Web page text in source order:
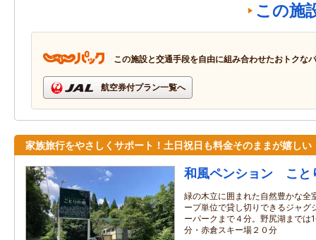
この施
この施設と交通手段を自由に組み合わせたおトクな
航空券付プラン一覧へ
家族旅行をやさしくサポート！土日祝日も料金そのままが嬉しい
和風ペンション こと
緑の木立に囲まれた自然豊かな全
ープ単位で貸し切りできるジャグ
ーパークまで４分。野尻湖までは
分・赤倉スキー場２０分